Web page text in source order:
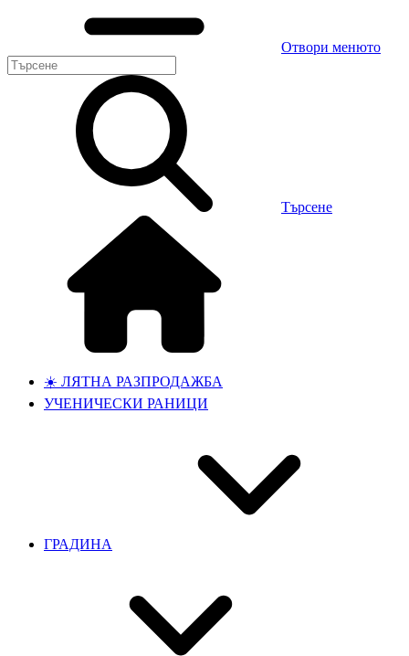
Отвори менюто
Търсене
☀️ ЛЯТНА РАЗПРОДАЖБА
УЧЕНИЧЕСКИ РАНИЦИ
ГРАДИНА